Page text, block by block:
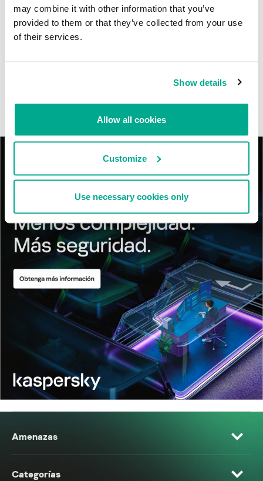
may combine it with other information that you’ve
provided to them or that they’ve collected from your use
of their services.
Show details
Allow all cookies
Customize
Use necessary cookies only
Tácticas, técnicas y procedimientos (TTPs) de los grupos de
APT asiáticos modernos
RevengeHotels: cibercrimen dirigido a recepciones de hotel
Amenazas
Categorías